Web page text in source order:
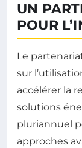
UN
POUR
Le
sur
accélérer la
solutions
pluriannuel
approches